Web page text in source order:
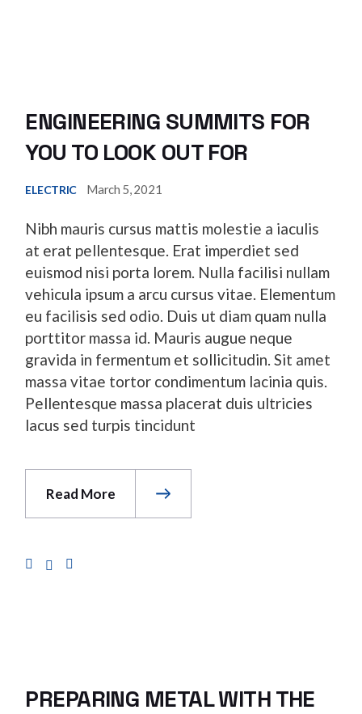
ENGINEERING SUMMITS FOR
YOU TO LOOK OUT FOR
ELECTRIC March 5, 2021
Nibh mauris cursus mattis molestie a iaculis
at erat pellentesque. Erat imperdiet sed
euismod nisi porta lorem. Nulla facilisi nullam
vehicula ipsum a arcu cursus vitae. Elementum
eu facilisis sed odio. Duis ut diam quam nulla
porttitor massa id. Mauris augue neque
gravida in fermentum et sollicitudin. Sit amet
massa vitae tortor condimentum lacinia quis.
Pellentesque massa placerat duis ultricies
lacus sed turpis tincidunt
Read More
PREPARING METAL WITH THE